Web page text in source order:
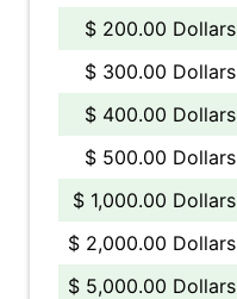
$ 200.00 Dollars
$ 300.00 Dollars
$ 400.00 Dollars
$ 500.00 Dollars
$ 1,000.00 Dollars
$ 2,000.00 Dollars
$ 5,000.00 Dollars